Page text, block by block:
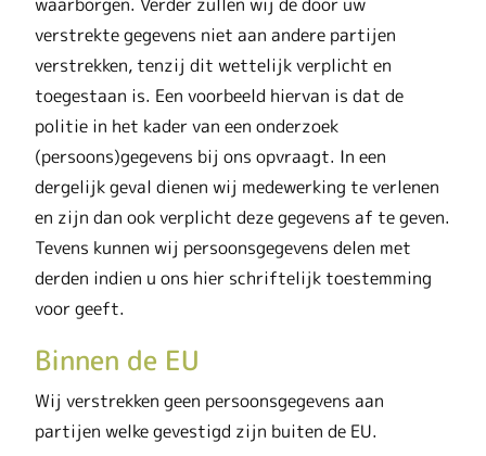
verstrekte gegevens niet aan andere partijen
verstrekken, tenzij dit wettelijk verplicht en
toegestaan is. Een voorbeeld hiervan is dat de
politie in het kader van een onderzoek
(persoons)gegevens bij ons opvraagt. In een
dergelijk geval dienen wij medewerking te verlenen
en zijn dan ook verplicht deze gegevens af te geven.
Tevens kunnen wij persoonsgegevens delen met
derden indien u ons hier schriftelijk toestemming
voor geeft.
Binnen de EU
Wij verstrekken geen persoonsgegevens aan
partijen welke gevestigd zijn buiten de EU.